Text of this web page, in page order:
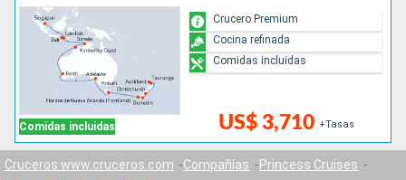
Comidas incluidas US$ 3,710 +Tasas
Crucero Premium
Cocina refinada
Comidas incluidas
Cruceros www.cruceros.com Compañías
Princess Cruises